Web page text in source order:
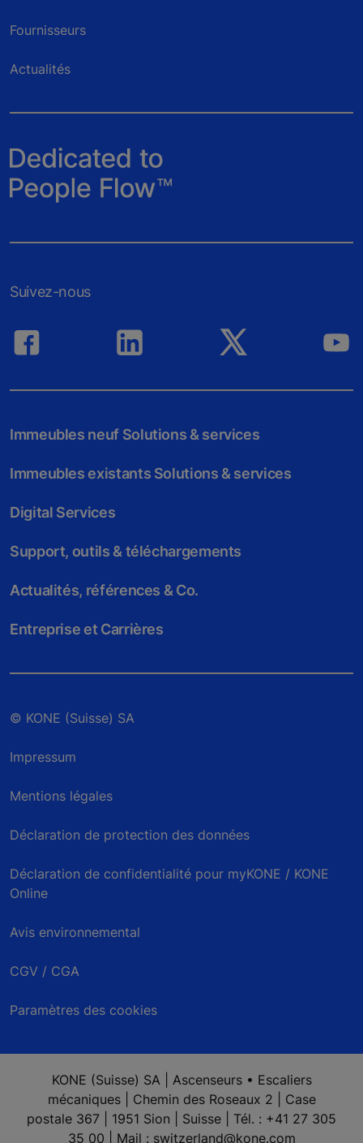
Fournisseurs
Actualités
Suivez-nous
Immeubles neuf Solutions & services
Immeubles existants Solutions & services
Digital Services
Support, outils & téléchargements
Actualités, références & Co.
Entreprise et Carrières
© KONE (Suisse) SA
Impressum
Mentions légales
Déclaration de protection des données
Déclaration de confidentialité pour myKONE / KONE
Online
Avis environnemental
CGV / CGA
Paramètres des cookies
KONE (Suisse) SA | Ascenseurs • Escaliers
mécaniques | Chemin des Roseaux 2 | Case
postale 367 | 1951 Sion | Suisse | Tél. : +41 27 305
35 00 | Mail : switzerland@kone.com